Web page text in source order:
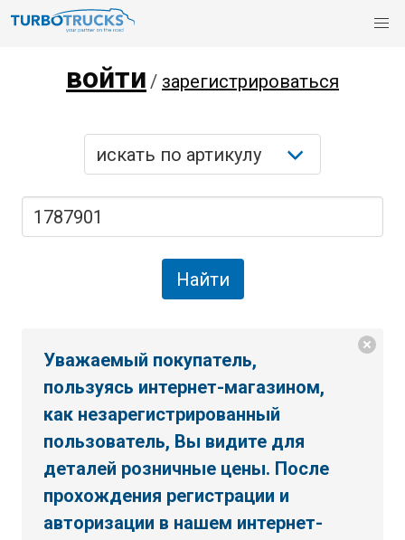
войти / зарегистрироваться
Уважаемый покупатель,
пользуясь интернет-магазином,
как незарегистрированный
пользователь, Вы видите для
деталей розничные цены. После
прохождения регистрации и
авторизации в нашем интернет-